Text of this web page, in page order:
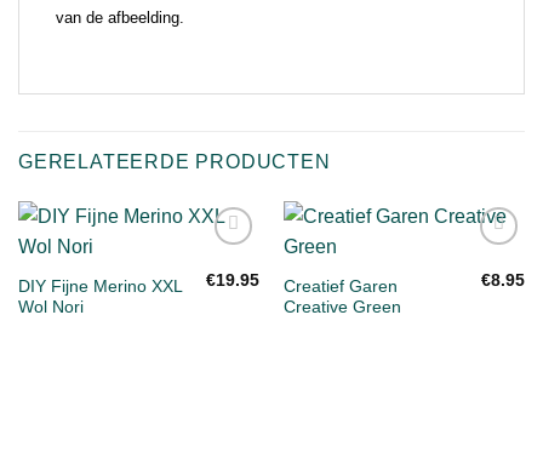
van de afbeelding.
GERELATEERDE PRODUCTEN
aan
verlanglijst
DIY Fijne Merino XXL
Wol Nori
€19.95
aan
Creatief Garen
Creative Green
€8.95